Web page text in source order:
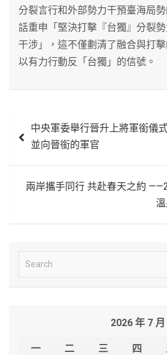
分裂言行和外部勢力干預臺海局
話重申「堅決打擊『台獨』分裂
干涉」，這不僅劃清了融合與打
以有力行動反「台獨」的信號。
章
中央軍委舉行晉升上將軍銜儀
並向晉銜的軍官
兩岸攜手同行 共赴春天之約
e
2026 年 7 月
一 二 三 四